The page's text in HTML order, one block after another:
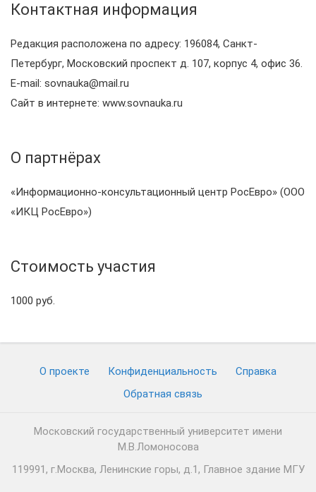
Контактная информация
Редакция расположена по адресу: 196084, Санкт-
Петербург, Московский проспект д. 107, корпус 4, офис 36.
E-mail: sovnauka@mail.ru
Сайт в интернете: www.sovnauka.ru
О партнёрах
«Информационно-консультационный центр РосЕвро» (ООО
«ИКЦ РосЕвро»)
Стоимость участия
1000 руб.
О проекте Конфиденциальность
Cправка
Обратная связь
Московский государственный университет имени
М.В.Ломоносова
119991, г.Москва, Ленинские горы, д.1, Главное здание МГУ